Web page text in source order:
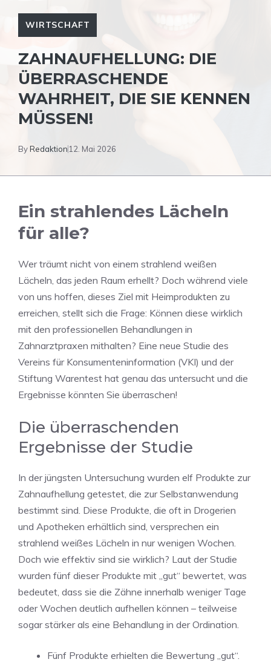
WIRTSCHAFT
ZAHNAUFHELLUNG: DIE
ÜBERRASCHENDE
WAHRHEIT, DIE SIE KENNEN
MÜSSEN!
ByRedaktion 12. Mai 2026
Ein strahlendes Lächeln
für alle?
Wer träumt nicht von einem strahlend weißen
Lächeln, das jeden Raum erhellt? Doch während viele
von uns hoffen, dieses Ziel mit Heimprodukten zu
erreichen, stellt sich die Frage: Können diese wirklich
mit den professionellen Behandlungen in
Zahnarztpraxen mithalten? Eine neue Studie des
Vereins für Konsumenteninformation (VKI) und der
Stiftung Warentest hat genau das untersucht und die
Ergebnisse könnten Sie überraschen!
Die überraschenden
Ergebnisse der Studie
In der jüngsten Untersuchung wurden elf Produkte zur
Zahnaufhellung getestet, die zur Selbstanwendung
bestimmt sind. Diese Produkte, die oft in Drogerien
und Apotheken erhältlich sind, versprechen ein
strahlend weißes Lächeln in nur wenigen Wochen.
Doch wie effektiv sind sie wirklich? Laut der Studie
wurden fünf dieser Produkte mit „gut“ bewertet, was
bedeutet, dass sie die Zähne innerhalb weniger Tage
oder Wochen deutlich aufhellen können – teilweise
sogar stärker als eine Behandlung in der Ordination.
Fünf Produkte erhielten die Bewertung „gut“.